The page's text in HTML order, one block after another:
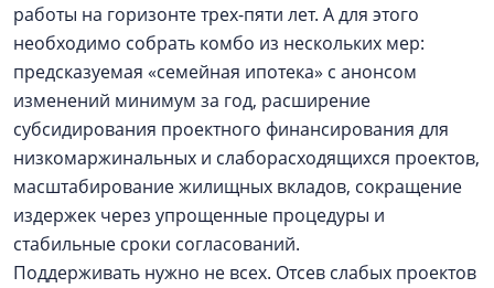
работы на горизонте трех-пяти лет. А для этого
необходимо собрать комбо из нескольких мер:
предсказуемая «семейная ипотека» с анонсом
изменений минимум за год, расширение
субсидирования проектного финансирования для
низкомаржинальных и слаборасходящихся проектов,
масштабирование жилищных вкладов, сокращение
издержек через упрощенные процедуры и
стабильные сроки согласований.
Поддерживать нужно не всех. Отсев слабых проектов